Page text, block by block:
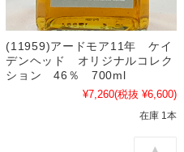
(11959)アードモア11年 ケイ
デンヘッド オリジナルコレク
ション 46％ 700ml
¥7,260(税抜 ¥6,600)
在庫 1本